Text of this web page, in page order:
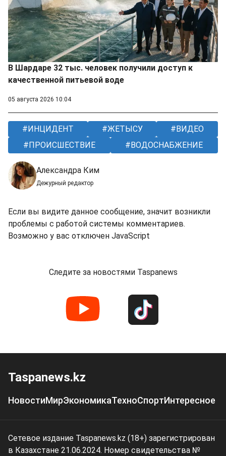
В Шардаре 32 тыс. человек получили доступ к
качественной питьевой воде
05 августа 2026 10:04
ИНЦИДЕНТ ЖЕТЫСУ
ВИДЕО
ПРОИСШЕСТВИЕ
ВОДОСНАБЖЕНИЕ
Александра Ким
Дежурный редактор
Если вы видите данное сообщение, значит возникли
проблемы с работой системы комментариев.
Возможно у вас отключен JavaScript
Следите за новостями Taspanews
Taspanews.kz
НовостиМирЭкономикаТехноСпортИнтересное
Сетевое издание Taspanews.kz (18+) зарегистрирован
в Казахстане 21.06.2024. Номер свидетельства №